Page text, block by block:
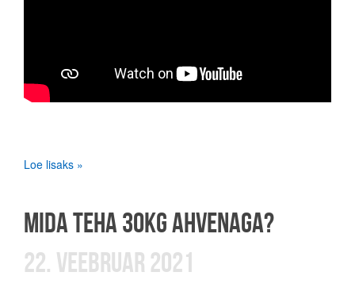
Loe lisaks »
MIDA TEHA 30KG AHVENAGA?
22. VEEBRUAR 2021